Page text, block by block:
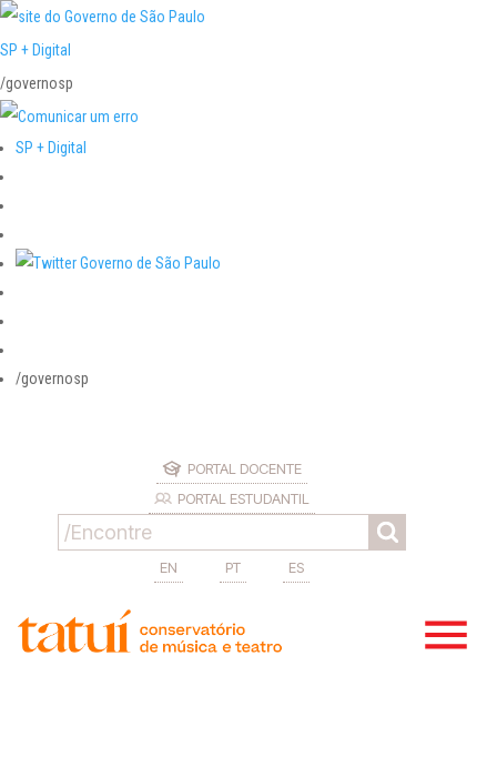
SP + Digital
/governosp
SP + Digital
/governosp
PORTAL DOCENTE
PORTAL ESTUDANTIL
EN PT ES